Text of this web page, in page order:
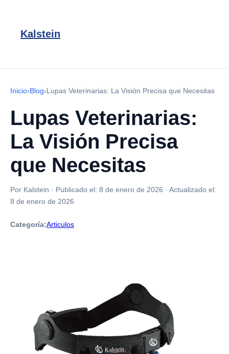
Kalstein
Inicio›Blog›Lupas Veterinarias: La Visión Precisa que Necesitas
Lupas Veterinarias:
La Visión Precisa
que Necesitas
Por Kalstein · Publicado el: 8 de enero de 2026 · Actualizado el:
8 de enero de 2026
Categoría:Articulos